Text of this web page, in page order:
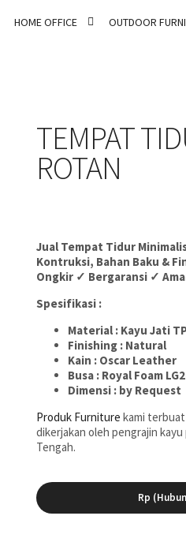
HOME OFFICE OUTDOOR
TEMPAT
ROTAN
Jual Tempat Tidur
Kontruksi, Bahan Baku &
Ongkir ✓ Bergaransi ✓
Spesifikasi :
Material : Kayu Jati
Finishing : Natural
Kain : Oscar Leather
Busa : Royal Foam
Dimensi : by Request
Produk Furniture kami terbuat
dikerjakan oleh pengrajin
Tengah.
Rp